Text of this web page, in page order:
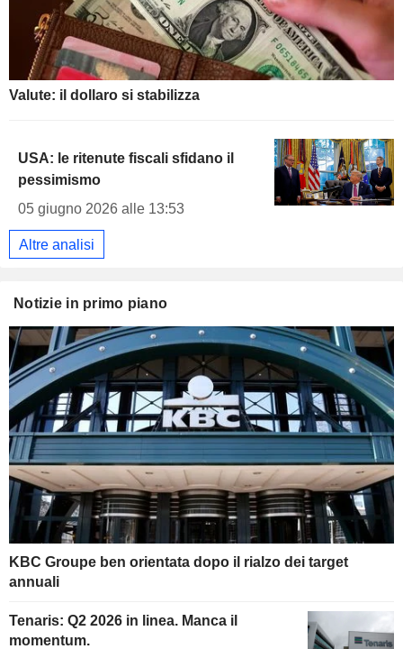
Valute: il dollaro si stabilizza
USA: le ritenute fiscali sfidano il
pessimismo
05 giugno 2026 alle 13:53
Altre analisi
Notizie in primo piano
KBC Groupe ben orientata dopo il rialzo dei target
annuali
Tenaris: Q2 2026 in linea. Manca il
momentum.